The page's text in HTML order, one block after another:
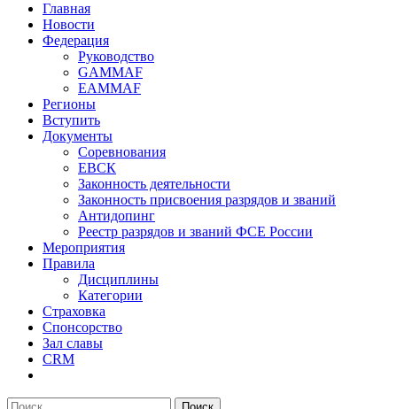
Главная
Новости
Федерация
Руководство
GAMMAF
EAMMAF
Регионы
Вступить
Документы
Соревнования
ЕВСК
Законность деятельности
Законность присвоения разрядов и званий
Антидопинг
Реестр разрядов и званий ФСЕ России
Мероприятия
Правила
Дисциплины
Категории
Страховка
Спонсорство
Зал славы
CRM